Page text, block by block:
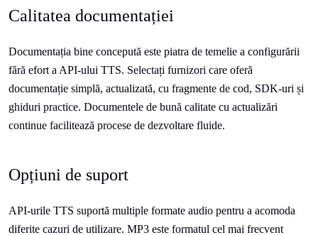
Calitatea documentației
Documentația bine concepută este piatra de temelie a configurării
fără efort a API-ului TTS. Selectați furnizori care oferă
documentație simplă, actualizată, cu fragmente de cod, SDK-uri și
ghiduri practice. Documentele de bună calitate cu actualizări
continue facilitează procese de dezvoltare fluide.
Opțiuni de suport
API-urile TTS suportă multiple formate audio pentru a acomoda
diferite cazuri de utilizare. MP3 este formatul cel mai frecvent